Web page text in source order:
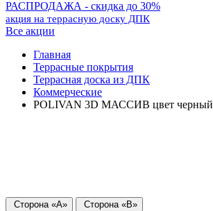
РАСПРОДАЖА - скидка до 30%
акция на террасную доску ДПК
Все акции
Главная
Террасные покрытия
Террасная доска из ДПК
Коммерческие
POLIVAN 3D МАССИВ цвет черный
Сторона «А» Сторона «В»